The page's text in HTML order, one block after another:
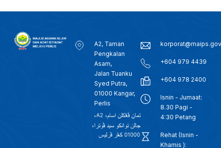
A2, Taman
Pengkalan
Asam,
Jalan Tuanku
Syed Putra,
01000 Kangar,
Perlis
+604 979 4439
+604 978 2400
Isnin - Jumaat:
8.30 Pagi -
4:30 Petang
Rehat (Isnin -
Khamis ):